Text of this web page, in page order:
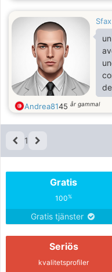
Sfax
Andrea8145 år gammal
1
Gratis
100%
Gratis tjänster
Seriös
kvalitetsprofiler